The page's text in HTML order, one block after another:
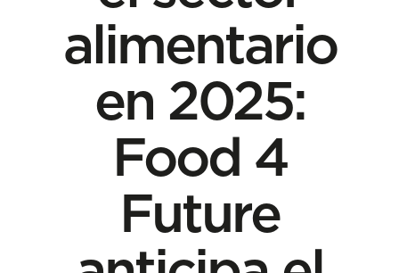
alimentario
en 2025:
Food 4
Future